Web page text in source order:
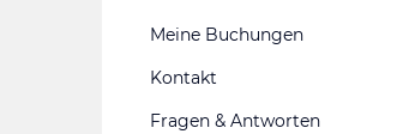
Meine Buchungen
Kontakt
Fragen & Antworten